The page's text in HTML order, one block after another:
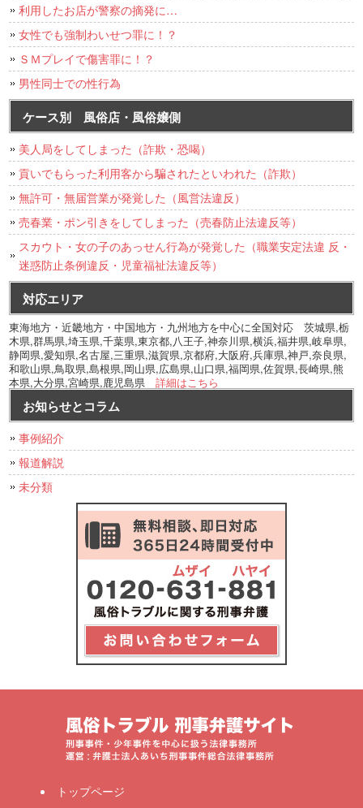
利用したお店が警察の摘発に…
女性でも強制わいせつ罪に！？
ＳＭプレイで傷害罪に！？
男性同士での性行為
ケース別 風俗店・風俗嬢側
美人局をしてしまった（詐欺・恐喝）
貢いでもらった利用客から騙されたといわれた（詐欺）
無許可・無届営業が発覚した（風営法違反）
売春業・ポン引きをしてしまった（売春防止法違反等）
スカウト・女の子のあっせん行為が発覚した（職業安定法違 反・
迷惑防止条例違反・児童福祉法違反等）
対応エリア
東海地方・近畿地方・中国地方・九州地方を中心に全国対応 茨城県,栃
木県,群馬県,埼玉県,千葉県,東京都,八王子,神奈川県,横浜,福井県,岐阜県,
静岡県,愛知県,名古屋,三重県,滋賀県,京都府,大阪府,兵庫県,神戸,奈良県,
和歌山県,鳥取県,島根県,岡山県,広島県,山口県,福岡県,佐賀県,長崎県,熊
本県,大分県,宮崎県,鹿児島県詳細はこちら
お知らせとコラム
事例紹介
報道解説
未分類
トップページ